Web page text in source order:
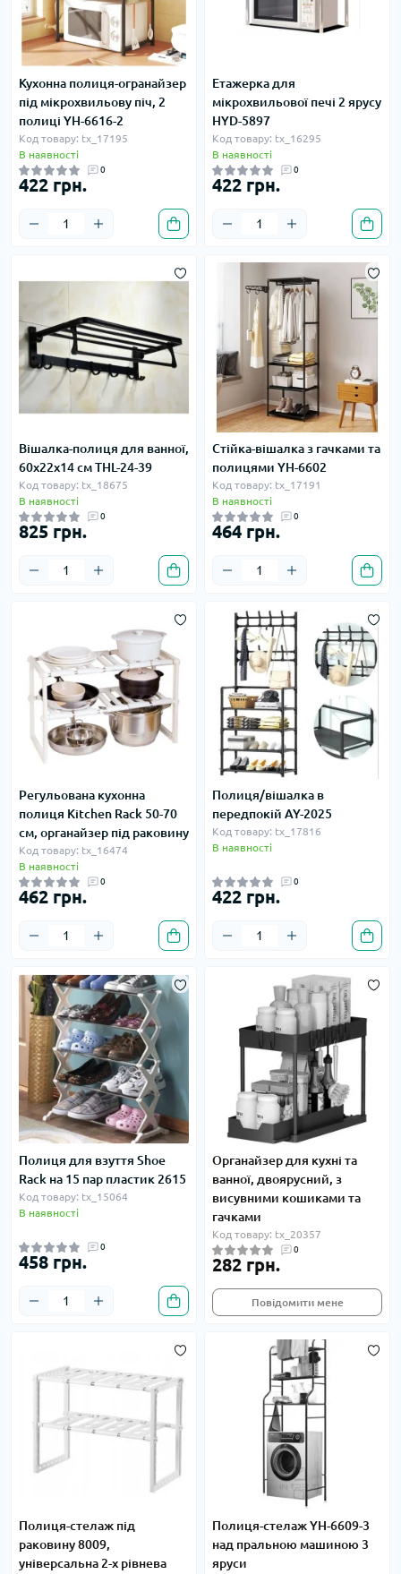
Кухонна полиця-огранайзер
під мікрохвильову піч, 2
полиці YH-6616-2
Код товару: tx_17195
В наявності
0
422 грн.
Етажерка для
мікрохвильової печі 2 ярусу
HYD-5897
Код товару: tx_16295
В наявності
0
422 грн.
Вішалка-полиця для ванної,
60х22х14 см THL-24-39
Код товару: tx_18675
В наявності
0
825 грн.
Стійка-вішалка з гачками та
полицями YH-6602
Код товару: tx_17191
В наявності
0
464 грн.
Регульована кухонна
полиця Kitchen Rack 50-70
см, органайзер під раковину
Код товару: tx_16474
В наявності
0
462 грн.
Полиця/вішалка в
передпокій AY-2025
Код товару: tx_17816
В наявності
0
422 грн.
Полиця для взуття Shoe
Rack на 15 пар пластик 2615
Код товару: tx_15064
В наявності
0
458 грн.
Органайзер для кухні та
ванної, двоярусний, з
висувними кошиками та
гачками
Код товару: tx_20357
0
282 грн.
Повідомити мене
Полиця-стелаж під
раковину 8009,
універсальна 2-х рівнева
Полиця-стелаж YH-6609-3
над пральною машиною 3
яруси